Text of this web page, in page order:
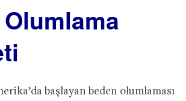
başlayan beden olumlaması